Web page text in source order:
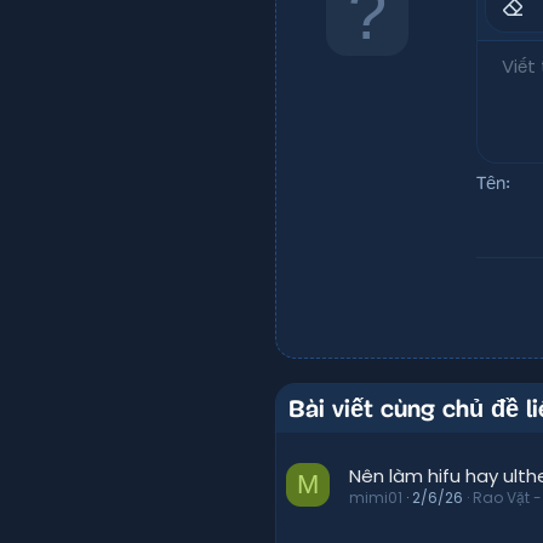
Xóa
9
10
Viết
Tên
Bài viết cùng chủ đề
M Nên làm hifu hay
mimi01 2/6/26 Rao Vặt